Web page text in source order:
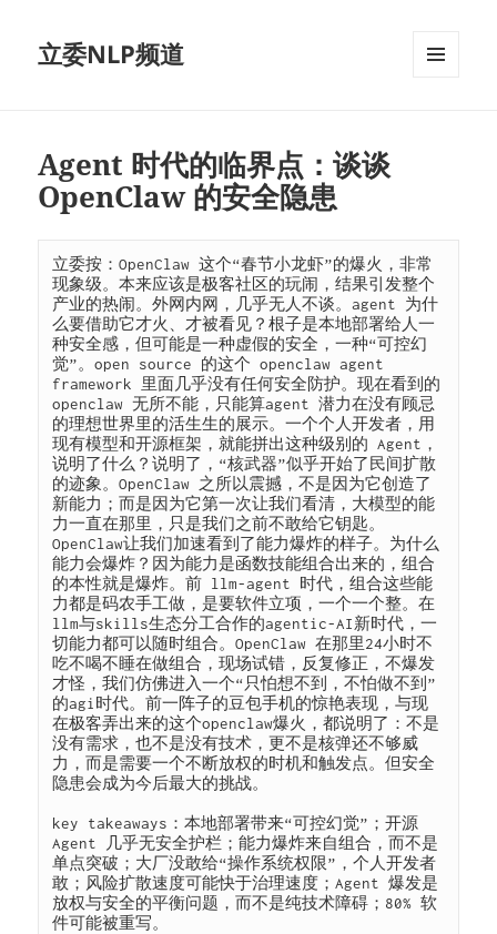
立委NLP频道
Agent 时代的临界点：谈谈
OpenClaw 的安全隐患
立委按：OpenClaw 这个“春节小龙虾”的爆火，非常
现象级。本来应该是极客社区的玩闹，结果引发整个
产业的热闹。外网内网，几乎无人不谈。agent 为什
么要借助它才火、才被看见？根子是本地部署给人一
种安全感，但可能是一种虚假的安全，一种“可控幻
觉”。open source 的这个 openclaw agent
framework 里面几乎没有任何安全防护。现在看到的
openclaw 无所不能，只能算agent 潜力在没有顾忌
的理想世界里的活生生的展示。一个个人开发者，用
现有模型和开源框架，就能拼出这种级别的 Agent，
说明了什么？说明了，“核武器”似乎开始了民间扩散
的迹象。OpenClaw 之所以震撼，不是因为它创造了
新能力；而是因为它第一次让我们看清，大模型的能
力一直在那里，只是我们之前不敢给它钥匙。
OpenClaw让我们加速看到了能力爆炸的样子。为什么
能力会爆炸？因为能力是函数技能组合出来的，组合
的本性就是爆炸。前 llm-agent 时代，组合这些能
力都是码农手工做，是要软件立项，一个一个整。在
llm与skills生态分工合作的agentic-AI新时代，一
切能力都可以随时组合。OpenClaw 在那里24小时不
吃不喝不睡在做组合，现场试错，反复修正，不爆发
才怪，我们仿佛进入一个“只怕想不到，不怕做不到”
的agi时代。前一阵子的豆包手机的惊艳表现，与现
在极客弄出来的这个openclaw爆火，都说明了：不是
没有需求，也不是没有技术，更不是核弹还不够威
力，而是需要一个不断放权的时机和触发点。但安全
隐患会成为今后最大的挑战。
key takeaways：本地部署带来“可控幻觉”；开源
Agent 几乎无安全护栏；能力爆炸来自组合，而不是
单点突破；大厂没敢给“操作系统权限”，个人开发者
敢；风险扩散速度可能快于治理速度；Agent 爆发是
放权与安全的平衡问题，而不是纯技术障碍；80% 软
件可能被重写。